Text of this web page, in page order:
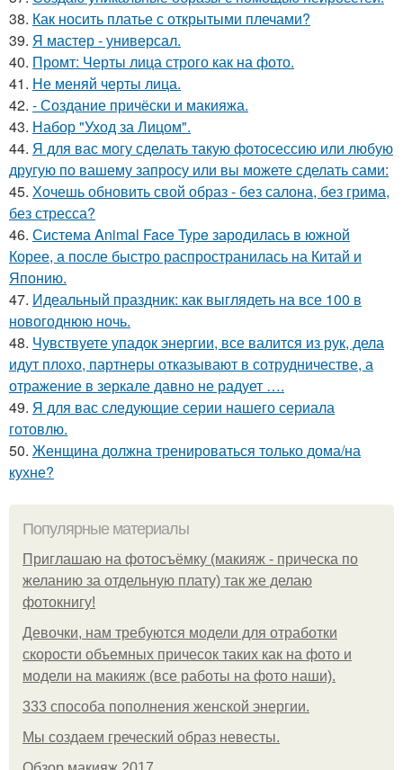
38. Как носить платье с открытыми плечами?
39. Я мастер - универсал.
40. Промт: Черты лица строго как на фото.
41. Не меняй черты лица.
42. - Создание причёски и макияжа.
43. Набор "Уход за Лицом".
44. Я для вас могу сделать такую фотосессию или любую
другую по вашему запросу или вы можете сделать сами:
45. Хочешь обновить свой образ - без салона, без грима,
без стресса?
46. Система Animal Face Type зародилась в южной
Корее, а после быстро распространилась на Китай и
Японию.
47. Идеальный праздник: как выглядеть на все 100 в
новогоднюю ночь.
48. Чувствуете упадок энергии, все валится из рук, дела
идут плохо, партнеры отказывают в сотрудничестве, а
отражение в зеркале давно не радует ….
49. Я для вас следующие серии нашего сериала
готовлю.
50. Женщина должна тренироваться только дома/на
кухне?
Популярные материалы
Приглашаю на фотосъёмку (макияж - прическа по
желанию за отдельную плату) так же делаю
фотокнигу!
Девочки, нам требуются модели для отработки
скорости объемных причесок таких как на фото и
модели на макияж (все работы на фото наши).
333 способа пополнения женской энергии.
Мы создаем греческий образ невесты.